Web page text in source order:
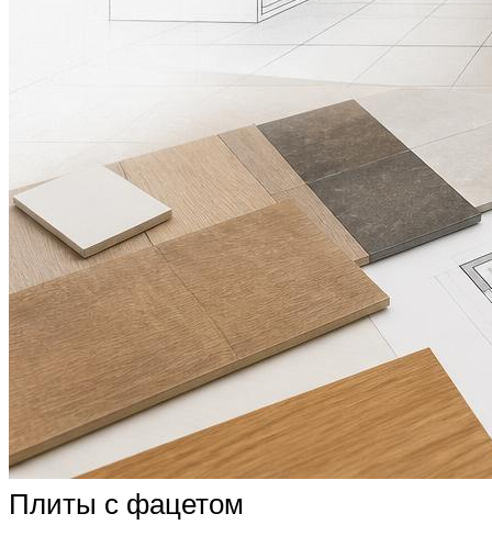
Плиты с фацетом